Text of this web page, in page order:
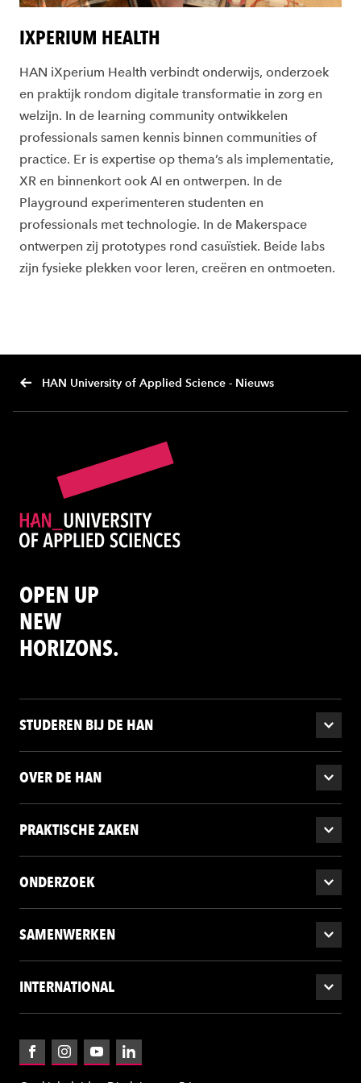
IXPERIUM HEALTH
HAN iXperium Health verbindt onderwijs, onderzoek
en praktijk rondom digitale transformatie in zorg en
welzijn. In de learning community ontwikkelen
professionals samen kennis binnen communities of
practice. Er is expertise op thema’s als implementatie,
XR en binnenkort ook AI en ontwerpen. In de
Playground experimenteren studenten en
professionals met technologie. In de Makerspace
ontwerpen zij prototypes rond casuïstiek. Beide labs
zijn fysieke plekken voor leren, creëren en ontmoeten.
HAN University of Applied Science - Nieuws
OPEN UP
NEW
HORIZONS.
STUDEREN BIJ DE HAN
OVER DE HAN
PRAKTISCHE ZAKEN
ONDERZOEK
SAMENWERKEN
INTERNATIONAL
FacebookInstagramYouTubeLinkedIn